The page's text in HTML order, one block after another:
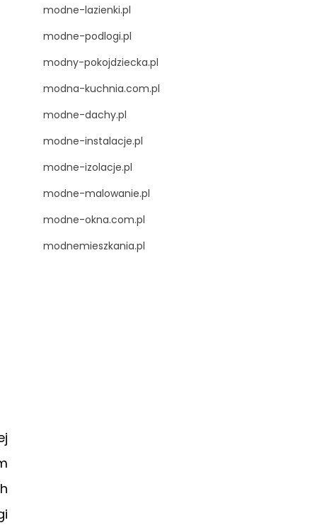
modne-lazienki.pl
modne-podlogi.pl
modny-pokojdziecka.pl
modna-kuchnia.com.pl
modne-dachy.pl
modne-instalacje.pl
modne-izolacje.pl
modne-malowanie.pl
modne-okna.com.pl
modnemieszkania.pl